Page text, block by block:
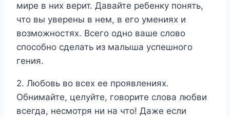
мире в них верит. Давайте ребенку понять,
что вы уверены в нем, в его умениях и
возможностях. Всего одно ваше слово
способно сделать из малыша успешного
гения.
2. Любовь во всех ее проявлениях.
Обнимайте, целуйте, говорите слова любви
всегда, несмотря ни на что! Даже если